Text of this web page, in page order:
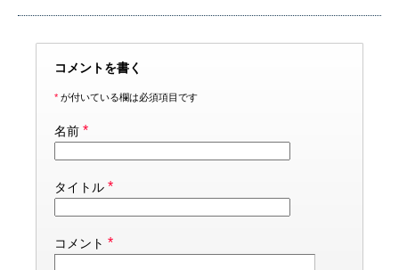
コメントを書く
* が付いている欄は必須項目です
名前 *
タイトル *
コメント *